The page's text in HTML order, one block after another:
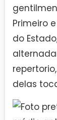
Primeiro
do
delas